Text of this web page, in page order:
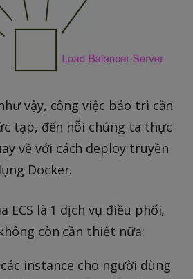
vậy, công việc bảo trì cần
tạp, đến nỗi chúng ta thực
về với cách deploy truyền
Docker.
ECS là 1 dịch vụ điều phối,
còn cần thiết nữa:
các instance cho người dùng.